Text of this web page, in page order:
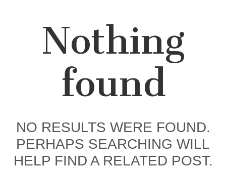
Reisemagazinet
Nothing
found
NO RESULTS WERE FOUND.
PERHAPS SEARCHING WILL
HELP FIND A RELATED POST.